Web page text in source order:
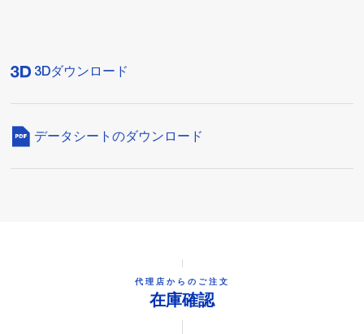
3Dダウンロード
データシートのダウンロード
代理店からのご注文
在庫確認